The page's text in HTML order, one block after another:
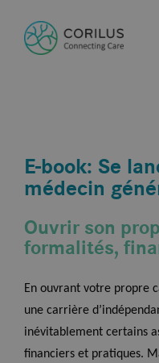
E-book: Se
médecin
Ouvrir son
formalités,
En ouvrant votre propre
une carrière
inévitablement certains
financiers et pratiques.